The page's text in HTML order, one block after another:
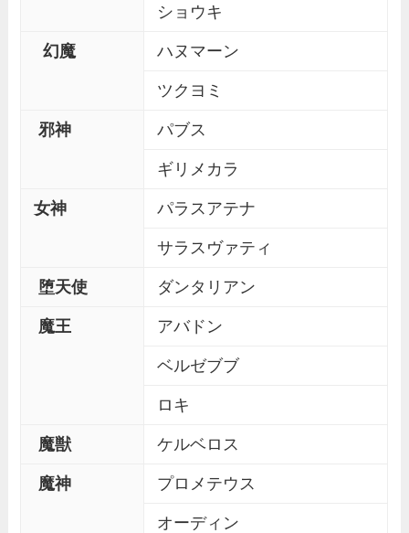
ショウキ
幻魔 ハヌマーン
ツクヨミ
邪神 パブス
ギリメカラ
女神 パラスアテナ
サラスヴァティ
堕天使 ダンタリアン
魔王 アバドン
ベルゼブブ
ロキ
魔獣 ケルベロス
魔神 プロメテウス
オーディン